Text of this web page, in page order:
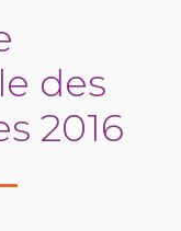
des
2016